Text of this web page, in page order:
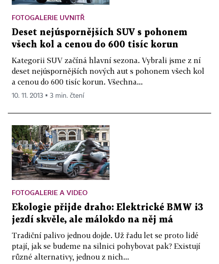
FOTOGALERIE UVNITŘ
Deset nejúspornějších SUV s pohonem
všech kol a cenou do 600 tisíc korun
Kategorii SUV začíná hlavní sezona. Vybrali jsme z ní
deset nejúspornějších nových aut s pohonem všech kol
a cenou do 600 tisíc korun. Všechna...
10. 11. 2013 ▪ 3 min. čtení
FOTOGALERIE A VIDEO
Ekologie přijde draho: Elektrické BMW i3
jezdí skvěle, ale málokdo na něj má
Tradiční palivo jednou dojde. Už řadu let se proto lidé
ptají, jak se budeme na silnici pohybovat pak? Existují
různé alternativy, jednou z nich...